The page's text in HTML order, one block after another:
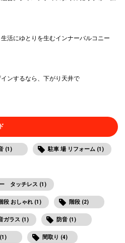
活にゆとりを生むインナーバルコニー
ンするなら、下がり天井で
(1) 駐車 場 リフォーム (1)
タッチレス (1)
段 おしゃれ (1) 階段 (2)
ガラス (1) 防音 (1)
間取り (4)